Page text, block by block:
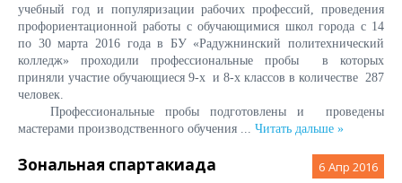
учебный год и популяризации рабочих профессий, проведения
профориентационной работы с обучающимися школ города с 14
по 30 марта 2016 года в БУ «Радужнинский политехнический
колледж» проходили профессиональные пробы в которых
приняли участие обучающиеся 9-х и 8-х классов в количестве 287
человек.
Профессиональные пробы подготовлены и проведены
мастерами производственного обучения ... Читать дальше »
6 Апр 2016
Зональная спартакиада